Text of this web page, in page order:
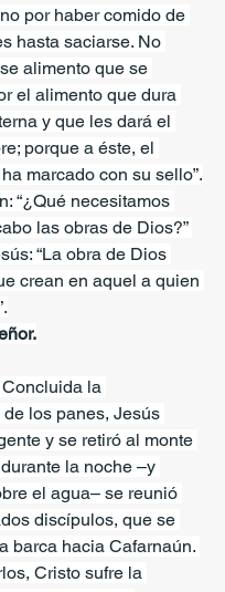
por haber comido de
hasta saciarse. No
alimento que se
el alimento que dura
y que les dará el
porque a éste, el
marcado con su sello”.
“¿Qué necesitamos
las obras de Dios?”
“La obra de Dios
crean en aquel a quien
Concluida la
los panes, Jesús
y se retiró al monte
la noche –y
el agua– se reunió
discípulos, que se
barca hacia Cafarnaún.
Cristo sufre la